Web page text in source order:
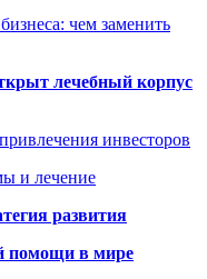
чем заменить
лечебный корпус
инвесторов
и лечение
развития
помощи в мире